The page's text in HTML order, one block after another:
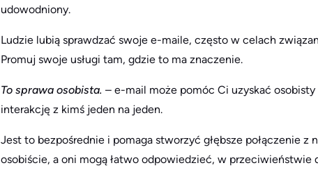
udowodniony.
Ludzie lubią sprawdzać swoje e-maile, często w celach
Promuj swoje usługi tam, gdzie to ma znaczenie.
To sprawa osobista. – e-mail może pomóc Ci uzyskać
interakcję z kimś jeden na jeden.
Jest to bezpośrednie i pomaga stworzyć głębsze połączenie
osobiście, a oni mogą łatwo odpowiedzieć, w przeciwieństwie